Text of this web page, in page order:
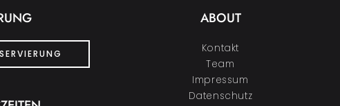
ABOUT
Kontakt
Team
Impressum
Datenschutz